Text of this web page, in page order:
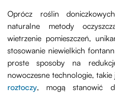
Oprócz roślin
naturalne metody
wietrzenie pomieszczeń,
stosowanie niewielkich
proste sposoby na
nowoczesne technologie, takie
roztoczy, mogą stanowić